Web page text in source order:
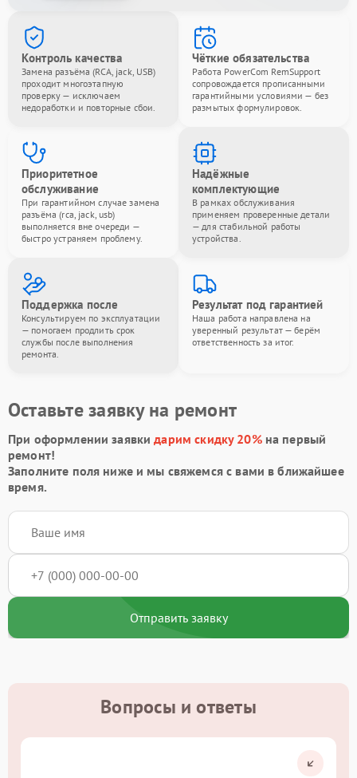
Контроль качества
Замена разъёма (RCA, jack, USB)
проходит многоэтапную
проверку — исключаем
недоработки и повторные сбои.
Чёткие обязательства
Работа PowerCom RemSupport
сопровождается прописанными
гарантийными условиями — без
размытых формулировок.
Приоритетное
обслуживание
При гарантийном случае замена
разъёма (rca, jack, usb)
выполняется вне очереди —
быстро устраняем проблему.
Надёжные
комплектующие
В рамках обслуживания
применяем проверенные детали
— для стабильной работы
устройства.
Поддержка после
Консультируем по эксплуатации
— помогаем продлить срок
службы после выполнения
ремонта.
Результат под гарантией
Наша работа направлена на
уверенный результат — берём
ответственность за итог.
Оставьте заявку на ремонт
При оформлении заявкидарим скидку 20%на первый
ремонт!
Заполните поля ниже и мы свяжемся с вами в ближайшее
время.
Отправить заявку
Вопросы и ответы